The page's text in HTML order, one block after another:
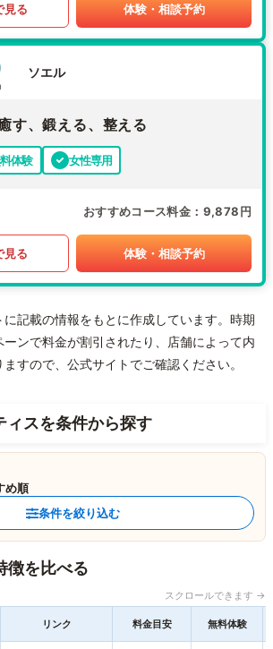
見る 体験・相談予約
ソエル
す、鍛える、整える
体験 女性専用
おすすめコース料金 9,878円
見る 体験・相談予約
記載の情報をもとに作成しています。時期
ンで料金が割引されたり、店舗によって内
すので、公式サイトでご確認ください。
ィスを条件から探す
め順
条件を絞り込む
徴を比べる
スクロールできます →
リンク 料金目安 無料体験